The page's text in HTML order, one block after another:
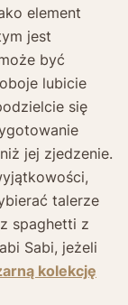
element
jest
być
lubicie
się
jej zjedzenie.
talerze
spaghetti z
Sabi, jeżeli
kolekcję